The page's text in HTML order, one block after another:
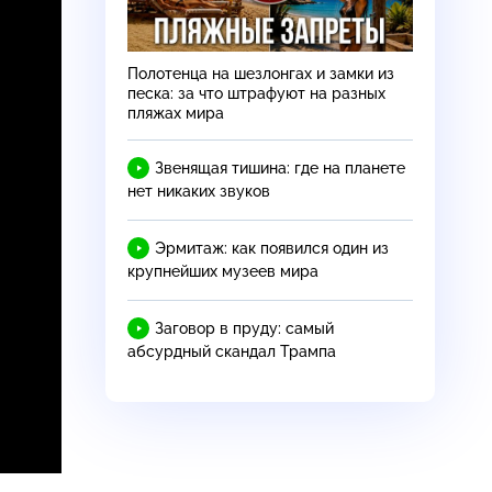
Полотенца на шезлонгах и замки из
песка: за что штрафуют на разных
пляжах мира
Звенящая тишина: где на планете
нет никаких звуков
Эрмитаж: как появился один из
крупнейших музеев мира
Заговор в пруду: самый
абсурдный скандал Трампа